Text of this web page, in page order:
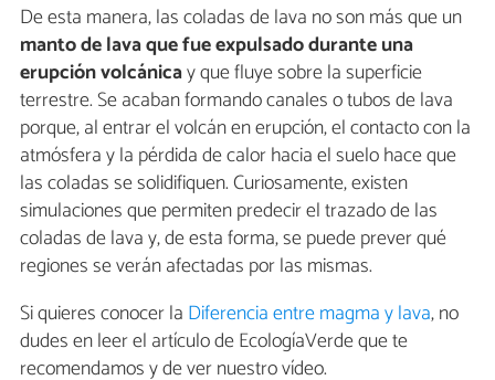
De esta manera, las coladas de lava no son más que un
manto de lavaque fueexpulsado durante una
erupción volcánicay que fluye sobre la superficie
terrestre. Se acaban formando canales o tubos de lava
porque, al entrar el volcán en erupción, el contacto con la
atmósfera y la pérdida de calor hacia el suelo hace que
las coladas se solidifiquen. Curiosamente, existen
simulaciones que permiten predecir el trazado de las
coladas de lava y, de esta forma, se puede prever qué
regiones se verán afectadas por las mismas.
Si quieres conocer la Diferencia entre magma y lava, no
dudes en leer el artículo de EcologíaVerde que te
recomendamos y de ver nuestro vídeo.